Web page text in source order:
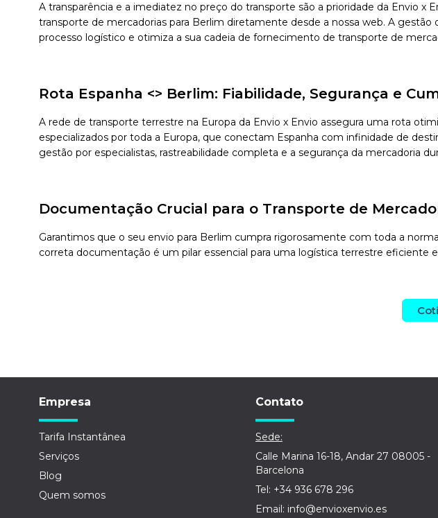
A transparência e a imediatez no preço do transporte são a prioridade da Envio
transporte de mercadorias para Berlim diretamente desde a nossa web. A
processo logístico e otimiza a sua cadeia de fornecimento de transporte de
Rota Espanha <> Berlim: Fiabilidade, Segurança e
A rede de transporte terrestre na Europa da Envio x Envio assegura uma rota
especializados por toda a Europa, que conectam Espanha com infinidade de
gestão por especialistas, rastreabilidade completa e a segurança da mercadoria
Documentação Crucial para o Transporte de
Garantimos que o seu envio para Berlim cumpra rigorosamente com toda a
correta documentação é um pilar essencial para uma logística terrestre eficiente
Empresa
Tarifa Instantânea
Serviços
Blog
Quem somos
Contato
Sede:
Calle Marina 16-18, Andar 27 08005 -
Barcelona
Tel: +34 936 678 296
Email: info@envioxenvio.es